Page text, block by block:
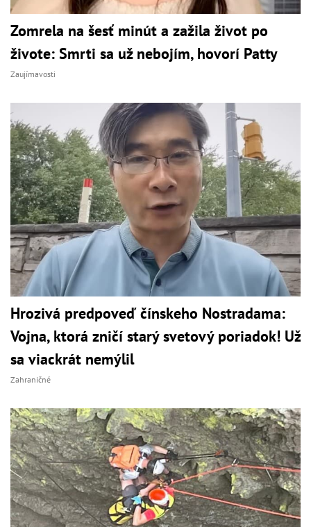
Zomrela na šesť minút a zažila život po
živote: Smrti sa už nebojím, hovorí Patty
Zaujímavosti
Hrozivá predpoveď čínskeho Nostradama:
Vojna, ktorá zničí starý svetový poriadok! Už
sa viackrát nemýlil
Zahraničné